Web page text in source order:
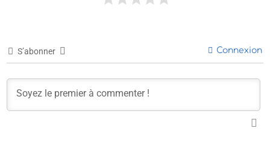
S’abonner Connexion